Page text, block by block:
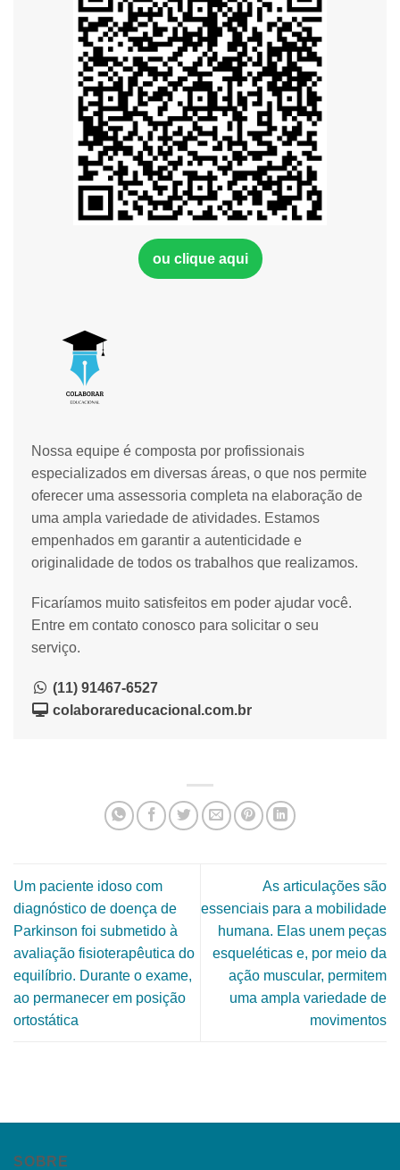
Nossa equipe é composta por profissionais
especializados em diversas áreas, o que nos permite
oferecer uma assessoria completa na elaboração de
uma ampla variedade de atividades. Estamos
empenhados em garantir a autenticidade e
originalidade de todos os trabalhos que realizamos.
Ficaríamos muito satisfeitos em poder ajudar você.
Entre em contato conosco para solicitar o seu
serviço.
(11) 91467-6527
colaborareducacional.com.br
ou clique aqui
Um paciente idoso com
diagnóstico de doença de
Parkinson foi submetido à
avaliação fisioterapêutica do
equilíbrio. Durante o exame,
ao permanecer em posição
ortostática
As articulações são
essenciais para a mobilidade
humana. Elas unem peças
esqueléticas e, por meio da
ação muscular, permitem
uma ampla variedade de
movimentos
SOBRE